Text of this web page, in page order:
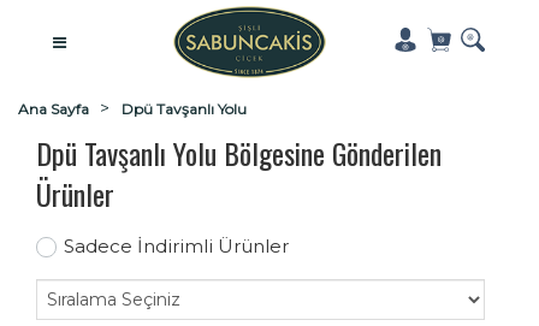
Ana Sayfa Dpü Tavşanlı Yolu
Dpü Tavşanlı Yolu Bölgesine Gönderilen
Ürünler
Sadece İndirimli Ürünler